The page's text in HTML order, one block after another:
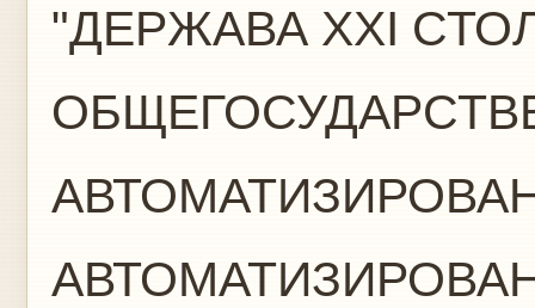
"ДЕРЖАВА XXI